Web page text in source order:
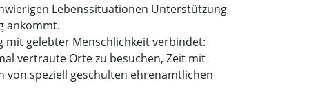
Lebenssituationen Unterstützung
ankommt.
mit gelebter Menschlichkeit verbindet:
vertraute Orte zu besuchen, Zeit mit
von speziell geschulten ehrenamtlichen